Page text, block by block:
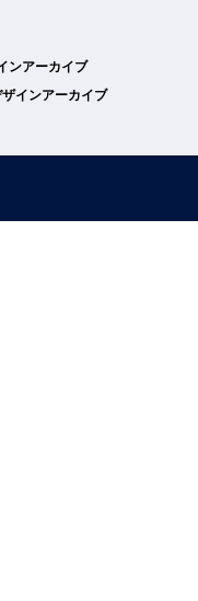
ンアーカイブ
インアーカイブ